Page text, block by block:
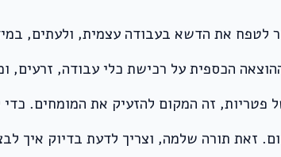
לטפח את הדשא בעבודה עצמית, ולעתים,
הכספית על רכישת כלי עבודה, זרעים,
פטריות, זה המקום להזעיק את המומחים.
זאת תורה שלמה, וצריך לדעת בדיוק איך